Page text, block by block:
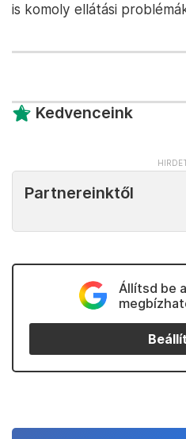
is komoly ellátási
Kedvenceink
Partnereinktől
Állítsd be